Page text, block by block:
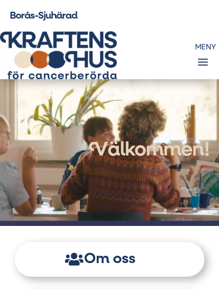
Borås-Sjuhärad
Videospelare
Välkommen!
Om oss